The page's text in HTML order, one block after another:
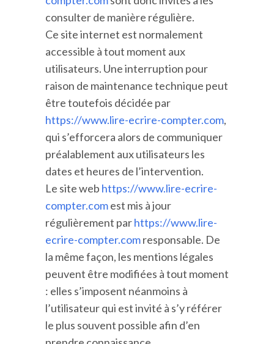
consulter de manière régulière.
Ce site internet est normalement
accessible à tout moment aux
utilisateurs. Une interruption pour
raison de maintenance technique peut
être toutefois décidée par
https://www.lire-ecrire-compter.com,
qui s’efforcera alors de communiquer
préalablement aux utilisateurs les
dates et heures de l’intervention.
Le site web https://www.lire-ecrire-
compter.comest mis à jour
régulièrement parhttps://www.lire-
ecrire-compter.comresponsable. De
la même façon, les mentions légales
peuvent être modifiées à tout moment
: elles s’imposent néanmoins à
l’utilisateur qui est invité à s’y référer
le plus souvent possible afin d’en